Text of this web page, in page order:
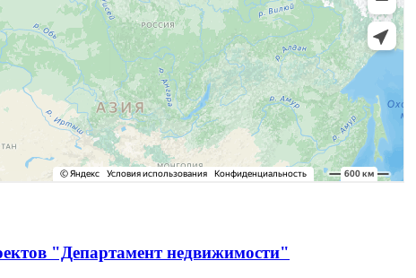
"Департамент недвижимости"